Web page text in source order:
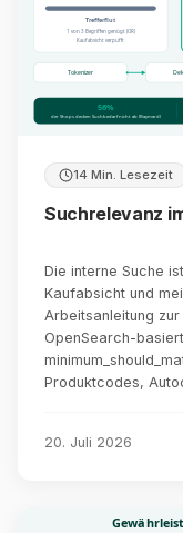
Trefferflut
1 von 3 Begriffen genügt (OR)
Kaufabsicht verpufft
Tokenizer
56%
der Shops decken Suchbedarf nicht ab (Baymard)
14 Min. Lesezeit
Suchrelevanz
Die interne Suche
Kaufabsicht und
Arbeitsanleitung
OpenSearch-
Produktcodes,
20. Juli 2026